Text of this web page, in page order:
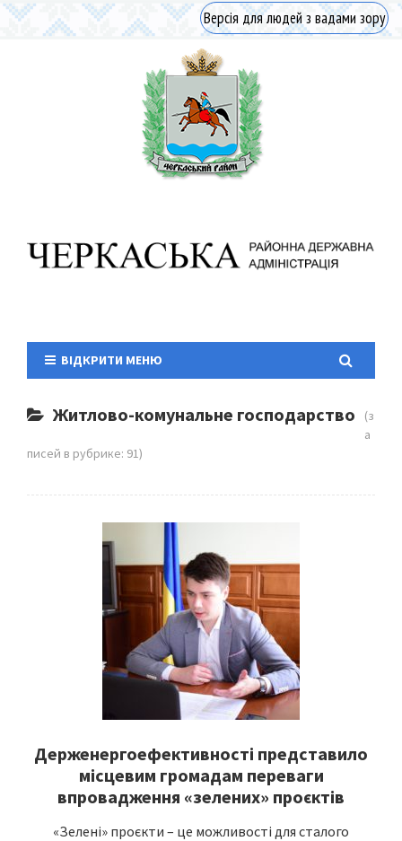
Версія для людей з вадами зору
ВІДКРИТИ МЕНЮ
Житлово-комунальне господарство
(з
а
писей в рубрике: 91)
Держенергоефективності представило
місцевим громадам переваги
впровадження «зелених» проєктів
«Зелені» проєкти – це можливості для сталого